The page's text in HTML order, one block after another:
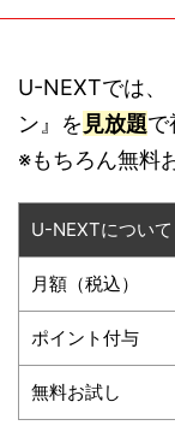
U-NEXTでは、
ン』を 見放題で
※もちろん無料
U-NEXTについて
月額（税込）
ポイント付与
無料お試し